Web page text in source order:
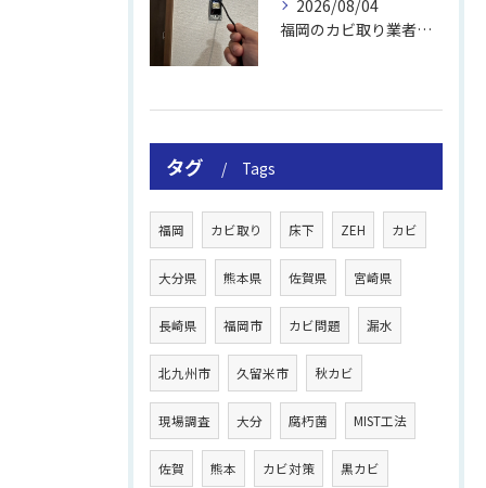
2026/08/04
福岡のカビ取り業者おすすめの選び方と費用
タグ Tags
福岡 カビ取り 床下 ZEH カビ
大分県 熊本県 佐賀県 宮崎県
長崎県 福岡市 カビ問題 漏水
北九州市 久留米市 秋カビ
現場調査 大分 腐朽菌 MIST工法
佐賀 熊本 カビ対策 黒カビ